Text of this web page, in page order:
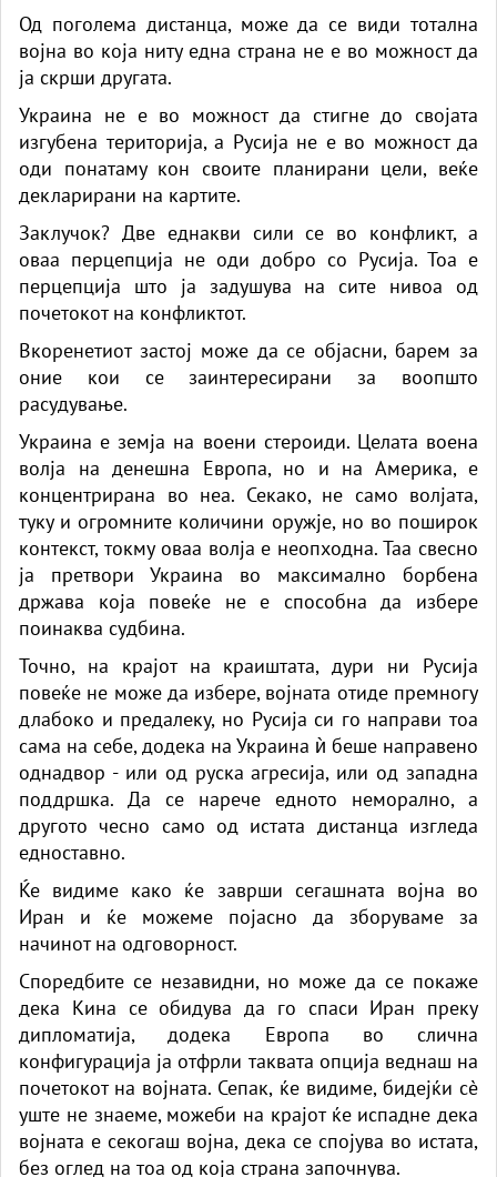
Од поголема дистанца, може да се види тотална
војна во која ниту една страна не е во можност да
ја скрши другата.
Украина не е во можност да стигне до својата
изгубена територија, а Русија не е во можност да
оди понатаму кон своите планирани цели, веќе
декларирани на картите.
Заклучок? Две еднакви сили се во конфликт, а
оваа перцепција не оди добро со Русија. Тоа е
перцепција што ја задушува на сите нивоа од
почетокот на конфликтот.
Вкоренетиот застој може да се објасни, барем за
оние кои се заинтересирани за воопшто
расудување.
Украина е земја на воени стероиди. Целата воена
волја на денешна Европа, но и на Америка, е
концентрирана во неа. Секако, не само волјата,
туку и огромните количини оружје, но во поширок
контекст, токму оваа волја е неопходна. Таа свесно
ја претвори Украина во максимално борбена
држава која повеќе не е способна да избере
поинаква судбина.
Точно, на крајот на краиштата, дури ни Русија
повеќе не може да избере, војната отиде премногу
длабоко и предалеку, но Русија си го направи тоа
сама на себе, додека на Украина ѝ беше направено
однадвор - или од руска агресија, или од западна
поддршка. Да се ​​нарече едното неморално, а
другото чесно само од истата дистанца изгледа
едноставно.
Ќе видиме како ќе заврши сегашната војна во
Иран и ќе можеме појасно да зборуваме за
начинот на одговорност.
Споредбите се незавидни, но може да се покаже
дека Кина се обидува да го спаси Иран преку
дипломатија, додека Европа во слична
конфигурација ја отфрли таквата опција веднаш на
почетокот на војната. Сепак, ќе видиме, бидејќи сè
уште не знаеме, можеби на крајот ќе испадне дека
војната е секогаш војна, дека се спојува во истата,
без оглед на тоа од која страна започнува.